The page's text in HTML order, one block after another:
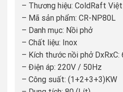
là:
7.000.000 ₫.
là:
– Thương hiệu: ColdRaft
– Mã sản phẩm: CR-NP80L
– Danh mục: Nồi phở
– Chất liệu: Inox
– Kích thước nồi phở
– Điện áp: 220V / 50Hz
– Công suất: (1+2+3+3)KW